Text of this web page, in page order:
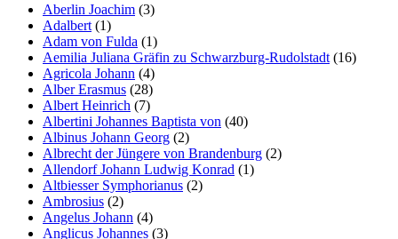
Aberlin Joachim (3)
Adalbert (1)
Adam von Fulda (1)
Aemilia Juliana Gräfin zu Schwarzburg-Rudolstadt (16)
Agricola Johann (4)
Alber Erasmus (28)
Albert Heinrich (7)
Albertini Johannes Baptista von (40)
Albinus Johann Georg (2)
Albrecht der Jüngere von Brandenburg (2)
Allendorf Johann Ludwig Konrad (1)
Altbiesser Symphorianus (2)
Ambrosius (2)
Angelus Johann (4)
Anglicus Johannes (3)